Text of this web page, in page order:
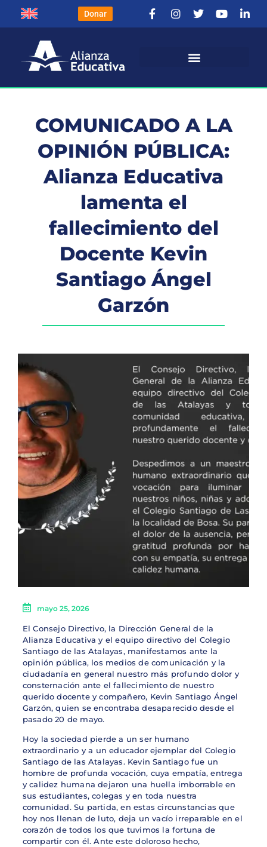
Donar
COMUNICADO A LA
OPINIÓN PÚBLICA:
Alianza Educativa
lamenta el
fallecimiento del
Docente Kevin
Santiago Ángel
Garzón
mayo 25, 2026
El Consejo Directivo, la Dirección General de la
Alianza Educativa y el equipo directivo del Colegio
Santiago de las Atalayas, manifestamos ante la
opinión pública, los medios de comunicación y la
ciudadanía en general nuestro más profundo dolor y
consternación ante el fallecimiento de nuestro
querido docente y compañero, Kevin Santiago Ángel
Garzón, quien se encontraba desaparecido desde el
pasado 20 de mayo.
Hoy la sociedad pierde a un ser humano
extraordinario y a un educador ejemplar del Colegio
Santiago de las Atalayas. Kevin Santiago fue un
hombre de profunda vocación, cuya empatía, entrega
y calidez humana dejaron una huella imborrable en
sus estudiantes, colegas y en toda nuestra
comunidad. Su partida, en estas circunstancias que
hoy nos llenan de luto, deja un vacío irreparable en el
corazón de todos los que tuvimos la fortuna de
compartir con él. Ante este doloroso hecho,